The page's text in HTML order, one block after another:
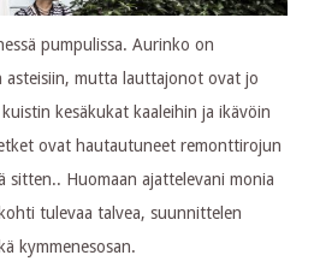
pumpulissa. Aurinko on
asteisiin, mutta lauttajonot ovat jo
kesäkukat kaaleihin ja ikävöin
ovat hautautuneet remonttirojun
sitten.. Huomaan ajattelevani monia
tulevaa talvea, suunnittelen
kymmenesosan.